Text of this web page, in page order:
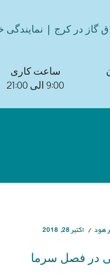
گاز در کرج |
ساعت کاری
9:00 الی 21:00
هود اکتبر 28, 2018
در فصل سرما